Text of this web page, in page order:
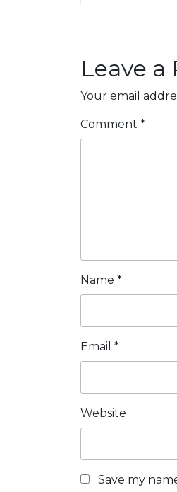
Leave a
Your email
Comment *
Name *
Email *
Website
Save my